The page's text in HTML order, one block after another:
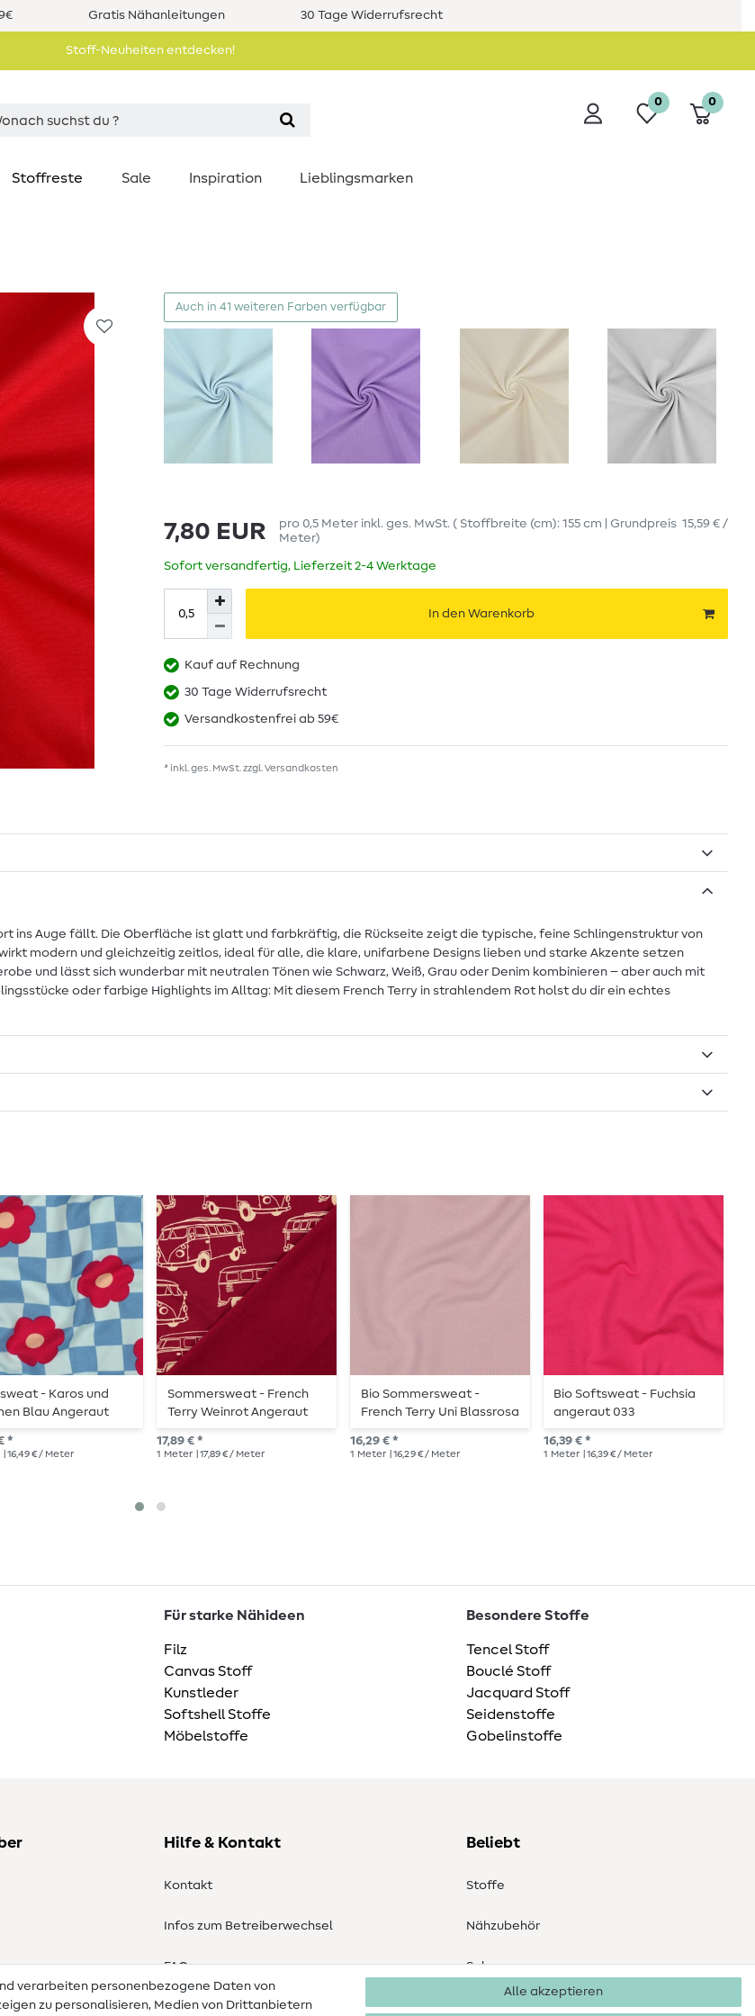
Gratis Nähanleitungen 30 Tage Widerrufsrecht
Stoff-Neuheiten entdecken!
0 0
Stoffreste Sale Inspiration Lieblingsmarken
Auch in 41 weiteren Farben verfügbar
7,80 EUR pro 0,5 Meter inkl. ges. MwSt. ( Stoffbreite (cm): 155 cm | Grundpreis 15,59 € /
Meter)
Sofort versandfertig, Lieferzeit 2-4 Werktage
In den Warenkorb
Kauf auf Rechnung
30 Tage Widerrufsrecht
Versandkostenfrei ab 59€
* inkl. ges. MwSt. zzgl. Versandkosten
ins Auge fällt. Die Oberfläche ist glatt und farbkräftig, die Rückseite zeigt die typische, feine Schlingenstruktur von
modern und gleichzeitig zeitlos, ideal für alle, die klare, unifarbene Designs lieben und starke Akzente setzen
und lässt sich wunderbar mit neutralen Tönen wie Schwarz, Weiß, Grau oder Denim kombinieren – aber auch mit
oder farbige Highlights im Alltag: Mit diesem French Terry in strahlendem Rot holst du dir ein echtes
- Karos und
Blau Angeraut
*
| 16,49 € / Meter
Sommersweat - French
Terry Weinrot Angeraut
17,89 € *
1 Meter | 17,89 € / Meter
Bio Sommersweat -
French Terry Uni Blassrosa
047
16,29 € *
1 Meter | 16,29 € / Meter
Bio Softsweat - Fuchsia
angeraut 033
16,39 € *
1 Meter | 16,39 € / Meter
Für starke Nähideen
Filz
Canvas Stoff
Kunstleder
Softshell Stoffe
Möbelstoffe
Besondere Stoffe
Tencel Stoff
Bouclé Stoff
Jacquard Stoff
Seidenstoffe
Gobelinstoffe
Hilfe & Kontakt
Kontakt
Infos zum Betreiberwechsel
FAQ
Widerrufsrecht
Beliebt
Stoffe
Nähzubehör
Sale
Schnittmuster
verarbeiten personenbezogene Daten von
zu personalisieren, Medien von Drittanbietern
Alle akzeptieren